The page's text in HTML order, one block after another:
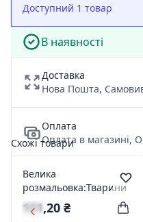
Доступний 1 товар
В наявності
Доставка
Нова Пошта,
Оплата
Оплата в магазині,
Схожі товари
Велика
розмальовка:Тварини
111,20 ₴